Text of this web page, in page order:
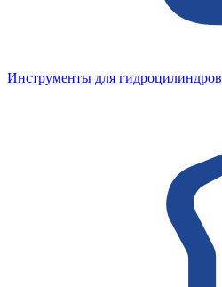
Инструменты для гидроцилиндров